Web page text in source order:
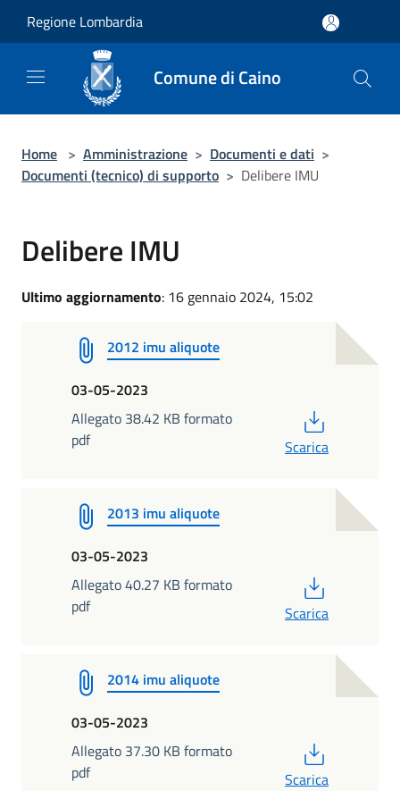
Regione Lombardia
Comune di Caino
Home > Amministrazione > Documenti e dati >
Documenti (tecnico) di supporto > Delibere IMU
Delibere IMU
Ultimo aggiornamento: 16 gennaio 2024, 15:02
2012 imu aliquote
03-05-2023
Allegato 38.42 KB formato
pdf
Scarica
2013 imu aliquote
03-05-2023
Allegato 40.27 KB formato
pdf
Scarica
2014 imu aliquote
03-05-2023
Allegato 37.30 KB formato
pdf
Scarica